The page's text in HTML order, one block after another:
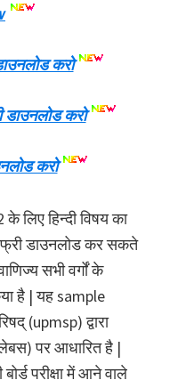
करो
डाउनलोड करो
करो
लिए हिन्दी विषय का
फ्री डाउनलोड कर सकते
सभी वर्गों के
है | यह sample
(upmsp) द्वारा
पर आधारित है |
परीक्षा में आने वाले